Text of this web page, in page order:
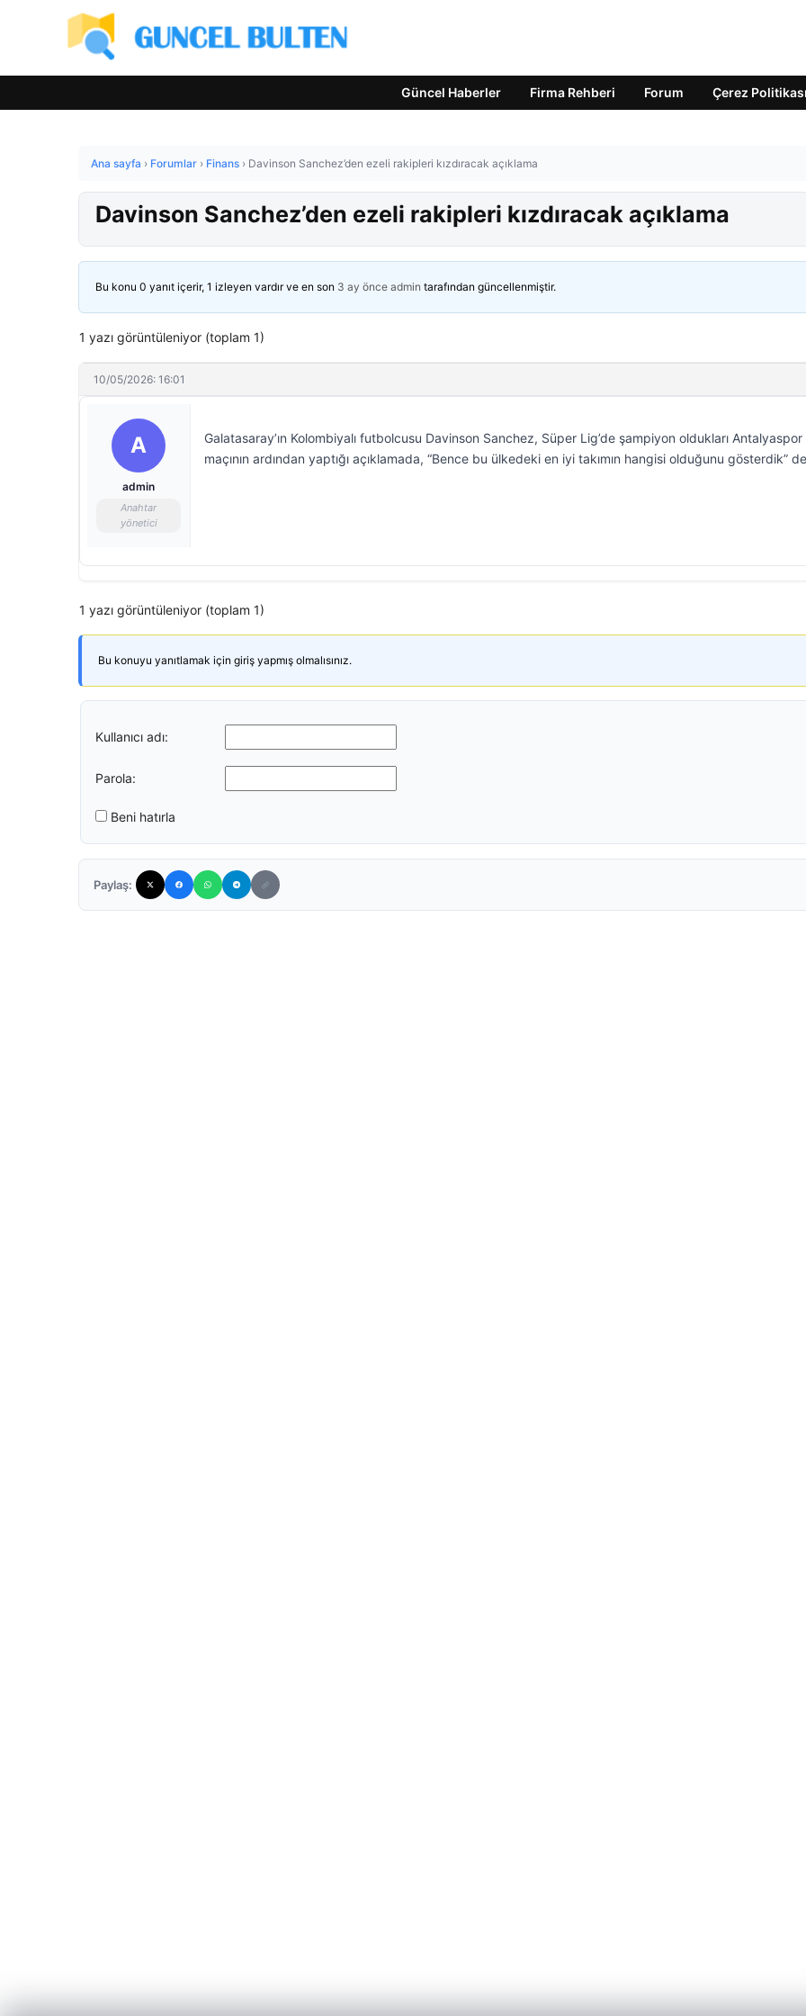
Güncel Haberler Firma Rehberi Forum Çerez Politikası
Ana sayfa › Forumlar › Finans › Davinson Sanchez’den ezeli rakipleri kızdıracak açıklama
Davinson Sanchez’den ezeli rakipleri kızdıracak açıklama
Bu konu 0 yanıt içerir, 1 izleyen vardır ve en son 3 ay önce admin tarafından güncellenmiştir.
1 yazı görüntüleniyor (toplam 1)
10/05/2026: 16:01
A
admin
Anahtar
yönetici
Galatasaray’ın Kolombiyalı futbolcusu Davinson Sanchez, Süper Lig’de şampiyon oldukları Antalyaspor
maçının ardından yaptığı açıklamada, “Bence bu ülkedeki en iyi takımın hangisi olduğunu gösterdik”
1 yazı görüntüleniyor (toplam 1)
Bu konuyu yanıtlamak için giriş yapmış olmalısınız.
Kullanıcı adı:
Parola:
Beni hatırla
Paylaş: